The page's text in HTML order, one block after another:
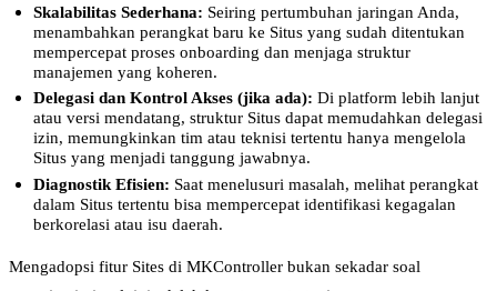
Skalabilitas Sederhana: Seiring pertumbuhan jaringan Anda,
menambahkan perangkat baru ke Situs yang sudah ditentukan
mempercepat proses onboarding dan menjaga struktur
manajemen yang koheren.
Delegasi dan Kontrol Akses (jika ada): Di platform lebih lanjut
atau versi mendatang, struktur Situs dapat memudahkan delegasi
izin, memungkinkan tim atau teknisi tertentu hanya mengelola
Situs yang menjadi tanggung jawabnya.
Diagnostik Efisien: Saat menelusuri masalah, melihat perangkat
dalam Situs tertentu bisa mempercepat identifikasi kegagalan
berkorelasi atau isu daerah.
Mengadopsi fitur Sites di MKController bukan sekadar soal